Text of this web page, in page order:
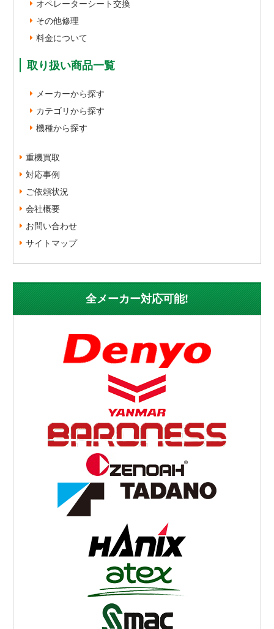
オペレーターシート交換
その他修理
料金について
取り扱い商品一覧
メーカーから探す
カテゴリから探す
機種から探す
重機買取
対応事例
ご依頼状況
会社概要
お問い合わせ
サイトマップ
全メーカー対応可能!